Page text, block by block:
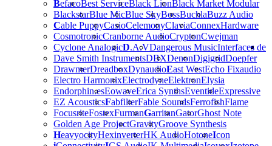
BefacoBest ServiceBlack LionBlack Market Modular
BlackstarBlue MicBlue SkyBossBuchlaBuzz Audio
Cable PuppyCasioCelemonyClaviaConnex
CosmotronicCranborne AudioCryptonCwejman
Cyclone AnalogicD.A.VDangerous Music
Dave Smith InstrumentsDBXDenonDigigridDoepfer
DrawmerDreadboxDynaudioEast WestEcho Fix
Electro HarmonixElectrodyneElektronElysia
Endorphin.esEowaveErica SynthsEventideExpressive
EZ AcousticsFabfilterFable SoundsFerrofishFlame
FocusriteFostexFurmanGarritanGatorGhost Note
Golden Age ProjectGravityGroove Synthesis
HeavyocityHexinverterHK AudioHotoneIcon
Hardware
Interfaces de
audio